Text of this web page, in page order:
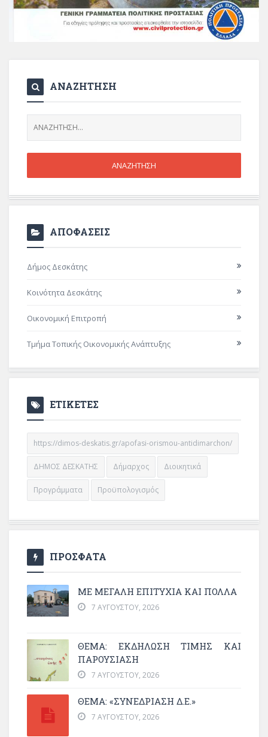
ΑΝΑΖΗΤΗΣΗ
ΑΠΟΦΑΣΕΙΣ
Δήμος Δεσκάτης
Κοινότητα Δεσκάτης
Οικονομική Επιτροπή
Τμήμα Τοπικής Οικονομικής Ανάπτυξης
ΕΤΙΚΕΤΕΣ
https://dimos-deskatis.gr/apofasi-orismou-antidimarchon/
ΔΗΜΟΣ ΔΕΣΚΑΤΗΣ Δήμαρχος Διοικητικά
Προγράμματα Προϋπολογισμός
ΠΡΟΣΦΑΤΑ
ΜΕ ΜΕΓΆΛΗ ΕΠΙΤΥΧΊΑ ΚΑΙ ΠΟΛΛΆ
7 ΑΥΓΟΎΣΤΟΥ, 2026
ΘΈΜΑ: ΕΚΔΉΛΩΣΗ ΤΙΜΉΣ ΚΑΙ
ΠΑΡΟΥΣΊΑΣΗ
7 ΑΥΓΟΎΣΤΟΥ, 2026
ΘΕΜΑ: «ΣΥΝΕΔΡΊΑΣΗ Δ.Ε.»
7 ΑΥΓΟΎΣΤΟΥ, 2026